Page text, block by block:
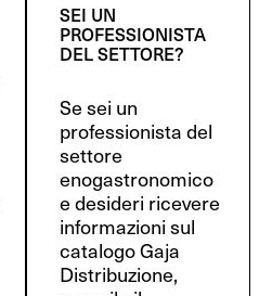
SEI UN
PROFESSIONISTA
DEL SETTORE?
Se sei un
professionista del
settore
enogastronomico
e desideri ricevere
informazioni sul
catalogo Gaja
Distribuzione,